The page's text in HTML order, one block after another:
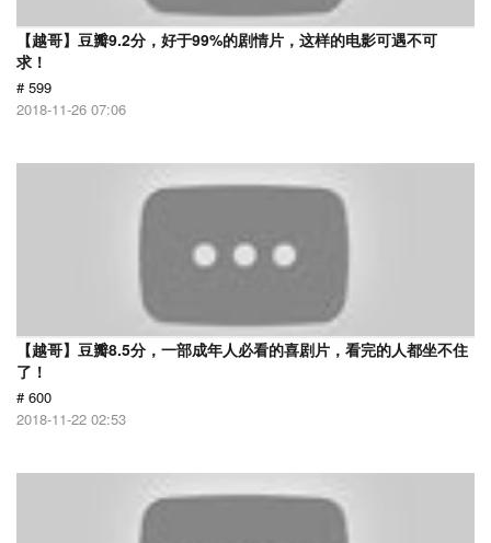
【越哥】豆瓣9.2分，好于99%的剧情片，这样的电影可遇不可
求！
# 599
2018-11-26 07:06
【越哥】豆瓣8.5分，一部成年人必看的喜剧片，看完的人都坐不住
了！
# 600
2018-11-22 02:53